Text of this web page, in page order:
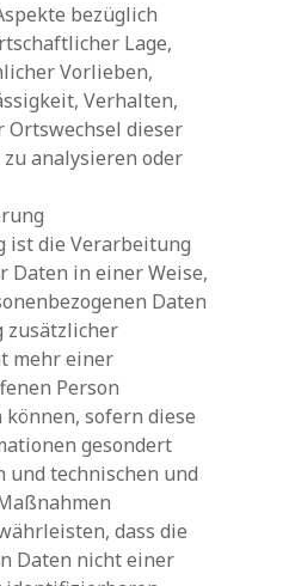
bezüglich
Lage,
Vorlieben,
Verhalten,
dieser
analysieren oder
ist die Verarbeitung
Daten in einer Weise,
Daten
zusätzlicher
mehr einer
Person
sofern diese
gesondert
technischen und
dass die
Daten nicht einer